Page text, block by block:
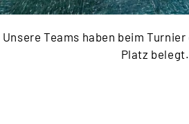
Unsere Teams haben beim
Platz belegt.